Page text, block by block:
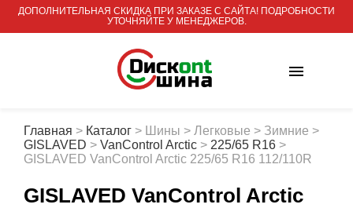
ДОПОЛНИТЕЛЬНАЯ СКИДКА ПРИ ЗАКАЗЕ С САЙТА! ПОДРОБНОСТИ
УТОЧНЯЙТЕ У МЕНЕДЖЕРОВ.
Главная > Каталог > Шины > Легковые > Зимние >
GISLAVED > VanControl Arctic > 225/65 R16 >
GISLAVED VanControl Arctic 225/65 R16 112/110R
GISLAVED VanControl Arctic